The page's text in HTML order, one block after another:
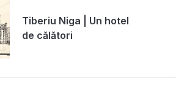
Tiberiu Niga | Un hotel
de călători